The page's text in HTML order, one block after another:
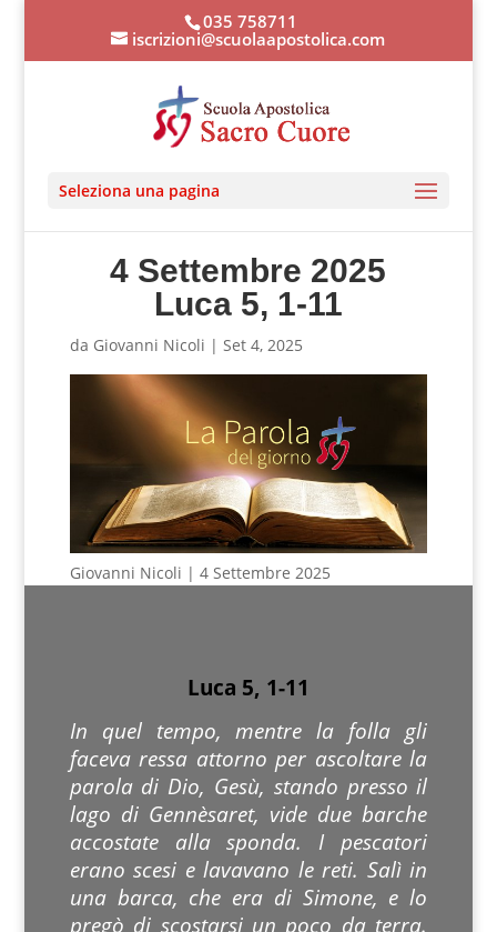
035 758711
iscrizioni@scuolaapostolica.com
Seleziona una pagina
4 Settembre 2025
Luca 5, 1-11
da Giovanni Nicoli | Set 4, 2025
Giovanni Nicoli | 4 Settembre 2025
Luca 5, 1-11
In quel tempo, mentre la folla gli
faceva ressa attorno per ascoltare la
parola di Dio, Gesù, stando presso il
lago di Gennèsaret, vide due barche
accostate alla sponda. I pescatori
erano scesi e lavavano le reti. Salì in
una barca, che era di Simone, e lo
pregò di scostarsi un poco da terra.